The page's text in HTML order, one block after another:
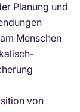
Planung und
Menschen
von